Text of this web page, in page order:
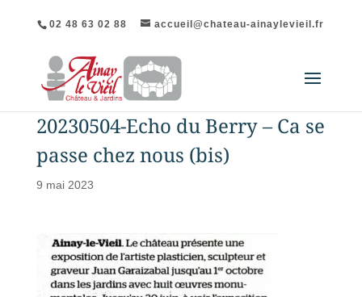
02 48 63 02 88 accueil@chateau-ainaylevieil.fr
20230504-Echo du Berry – Ca se
passe chez nous (bis)
9 mai 2023